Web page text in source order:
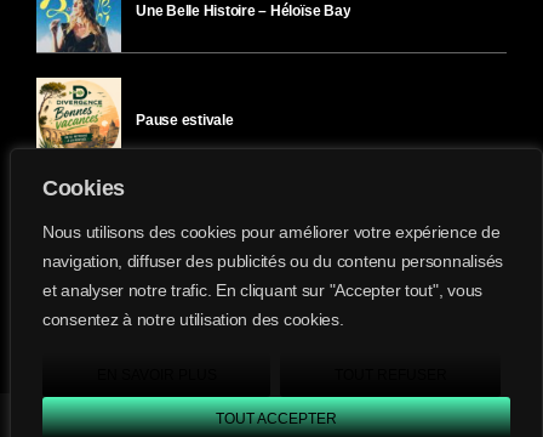
Cookies
Nous utilisons des cookies pour améliorer votre expérience de
navigation, diffuser des publicités ou du contenu personnalisés
et analyser notre trafic. En cliquant sur "Accepter tout", vous
consentez à notre utilisation des cookies.
TOUT ACCEPTER
play_arrow Divergence FM keyboard_arrow_right
Une Belle Histoire – Héloïse Bay
Pause estivale
Ici l’Ombre – mardi 28 juillet